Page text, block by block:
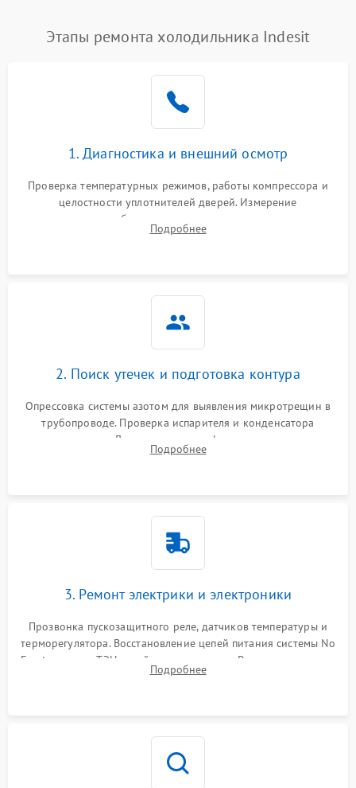
Поломка системы No Frost 2600 ₽ Подробнее →
работе
2000 ₽ Подробнее →
1000 ₽
1800 ₽
Этапы ремонта холодильника Indesit
1. Диагностика и внешний осмотр
Проверка температурных режимов, работы компрессора и
целостности уплотнителей дверей. Измерение
сопротивления обмоток мотора, проверка термостата и
считывание кодов ошибок с электронного дисплея.
Подробнее
2. Поиск утечек и подготовка контура
Опрессовка системы азотом для выявления микротрещин в
трубопроводе. Проверка испарителя и конденсатора
течеискателем. Демонтаж старого фильтра-осушителя и
продувка капиллярной трубки для устранения засоров.
Подробнее
3. Ремонт электрики и электроники
Прозвонка пускозащитного реле, датчиков температуры и
терморегулятора. Восстановление цепей питания системы No
Frost, включая ТЭН оттайки и вентилятор. Ремонт или замена
платы управления при сбоях алгоритмов.
Подробнее